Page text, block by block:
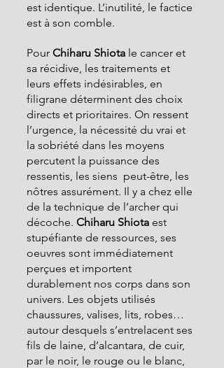
est identique. L’inutilité, le factice
est à son comble.
Pour Chiharu Shiota le cancer et
sa récidive, les traitements et
leurs effets indésirables, en
filigrane déterminent des choix
directs et prioritaires. On ressent
l’urgence, la nécessité du vrai et
la sobriété dans les moyens
percutent la puissance des
ressentis, les siens  peut-être, les
nôtres assurément. Il y a chez elle
de la technique de l’archer qui
décoche. Chiharu Shiota est
stupéfiante de ressources, ses
oeuvres sont immédiatement
perçues et importent
durablement nos corps dans son
univers. Les objets utilisés
chaussures, valises, lits, robes…
autour desquels s’entrelacent ses
fils de laine, d’alcantara, de cuir,
par le noir, le rouge ou le blanc,